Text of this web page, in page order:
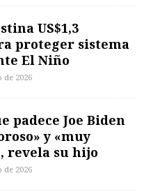
US$1,3
proteger sistema
El Niño
de 2026
padece Joe Biden
y «muy
revela su hijo
de 2026